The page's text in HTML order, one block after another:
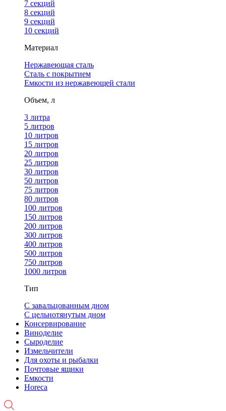
7 секций
8 секций
9 секций
10 секций
Материал
Нержавеющая сталь
Сталь с покрытием
Емкости из нержавеющей стали
Объем, л
3 литра
5 литров
10 литров
15 литров
20 литров
25 литров
30 литров
50 литров
75 литров
80 литров
100 литров
150 литров
200 литров
300 литров
400 литров
500 литров
750 литров
1000 литров
Тип
С завальцованным дном
С цельнотянутым дном
Консервирование
Виноделие
Сыроделие
Измельчители
Для охоты и рыбалки
Почтовые ящики
Емкости
Horeca